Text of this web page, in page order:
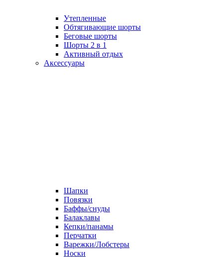
Утепленные
Обтягивающие шорты
Беговые шорты
Шорты 2 в 1
Активный отдых
Аксессуары
Шапки
Повязки
Баффы/снуды
Балаклавы
Кепки/панамы
Перчатки
Варежки/Лобстеры
Носки